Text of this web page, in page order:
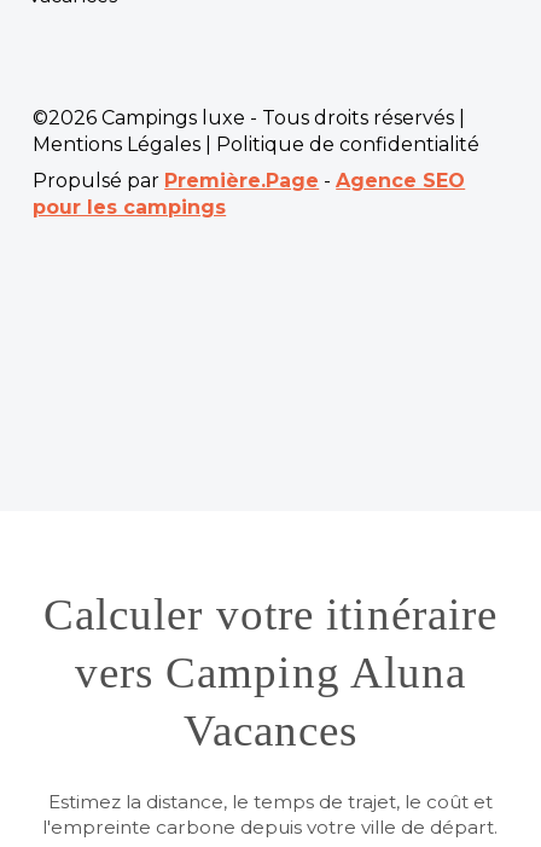
©2026 Campings luxe - Tous droits réservés |
Mentions Légales
Politique de confidentialité
Propulsé par Première.Page -Agence SEO
pour les campings
Calculer votre itinéraire
vers Camping Aluna
Vacances
Estimez la distance, le temps de trajet, le coût et
l'empreinte carbone depuis votre ville de départ.